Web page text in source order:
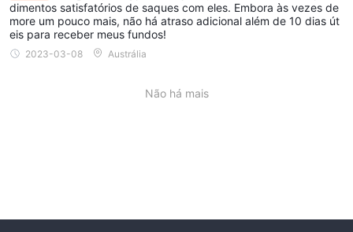
dimentos satisfatórios de saques com eles. Embora às vezes de
more um pouco mais, não há atraso adicional além de 10 dias út
eis para receber meus fundos!
2023-03-08 Austrália
Não há mais